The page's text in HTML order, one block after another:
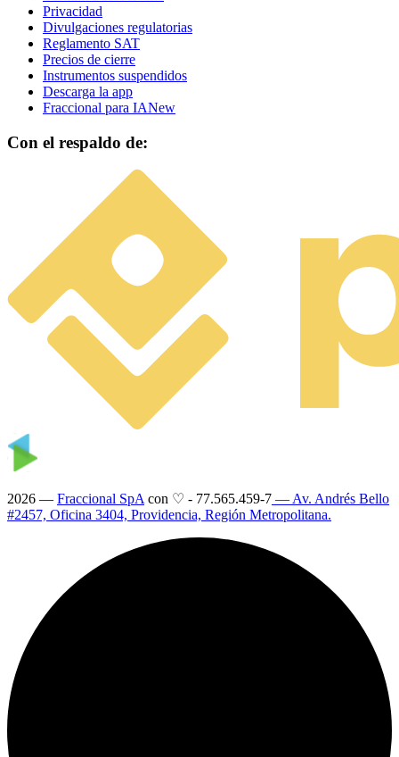
Privacidad
Divulgaciones regulatorias
Reglamento SAT
Precios de cierre
Instrumentos suspendidos
Descarga la app
Fraccional para IANew
Con el respaldo de:
2026 — Fraccional SpA con ♡ - 77.565.459-7 — Av. Andrés Bello
#2457, Oficina 3404, Providencia, Región Metropolitana.